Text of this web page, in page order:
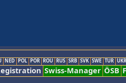
NED POL POR ROU RUS SRB SVK SWE TUR UKR
Swiss-Manager ÖSB